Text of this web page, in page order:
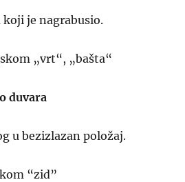
koji je nagrabusio.
„vrt“, „bašta“
duvara
u bezizlazan položaj.
“zid”